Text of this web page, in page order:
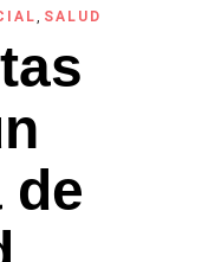
, SALUD
de